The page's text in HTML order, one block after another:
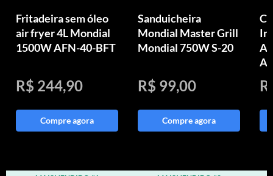
Fritadeira sem óleo
air fryer 4L Mondial
1500W AFN-40-BFT
R$ 244,90
Compre agora
Sanduicheira
Mondial Master Grill
Mondial 750W S-20
R$ 99,00
Compre agora